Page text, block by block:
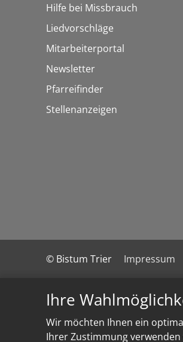
Ihre
Wir möchten Ihnen ein
Ihrer Zustimmung
Hilfe bei Missbrauch
Liedvorschläge
Mitarbeiterportal
Newsletter
Pfarreifinder
Stellenanzeigen
© Bistum Trier Impressum